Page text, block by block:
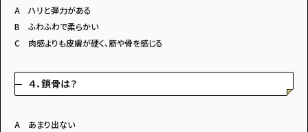
A ハリと弾力がある
B ふわふわで柔らかい
C 肉感よりも皮膚が硬く、筋や骨を感じる
４．鎖骨は？
A あまり出ない